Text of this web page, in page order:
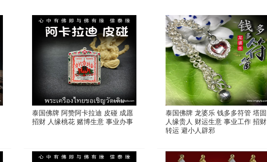
泰国佛牌 阿赞阿卡拉迪 皮碰 成愿
招财 人缘桃花 赌博生意 事业办事
泰国佛牌 龙婆乐 钱多多符管 塔固
人缘贵人 财运生意 事业工作 招财
转运 避小人辟邪